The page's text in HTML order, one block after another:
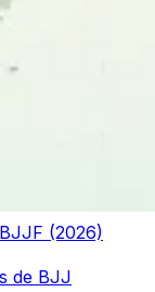
(2026)
de BJJ